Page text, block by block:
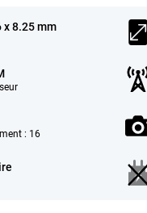
x 8.25 mm
: 16